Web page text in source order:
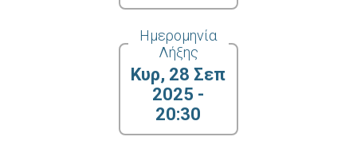
Ημερομηνία
Λήξης
Κυρ, 28 Σεπ
2025 -
20:30